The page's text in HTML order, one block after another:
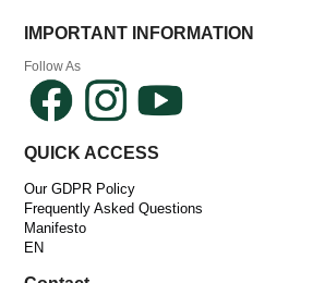
IMPORTANT INFORMATION
Follow As
QUICK ACCESS
Our GDPR Policy
Frequently Asked Questions
Manifesto
EN